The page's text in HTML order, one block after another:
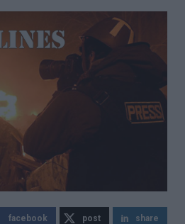
facebook post share